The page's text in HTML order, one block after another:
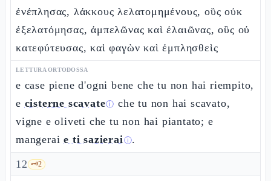
ἐνέπλησας, λάκκους λελατομημένους, οὓς οὐκ
ἐξελατόμησας, ἀμπελῶνας καὶ ἐλαιῶνας, οὓς οὐ
κατεφύτευσας, καὶ φαγὼν καὶ ἐμπλησθεὶς
LETTURA ORTODOSSA
e case piene d'ogni bene che tu non hai riempito,
e cisterne scavateⓘ che tu non hai scavato,
vigne e oliveti che tu non hai piantato; e
mangeraie ti sazieraiⓘ.
12 🗝️2